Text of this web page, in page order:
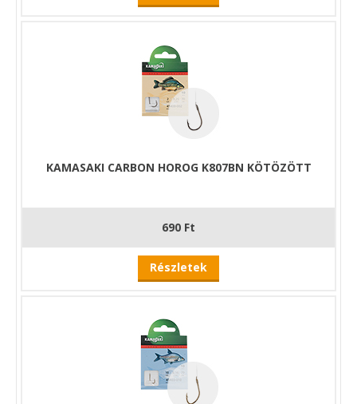
KAMASAKI CARBON HOROG K807BN KÖTÖZÖTT
690 Ft
Részletek